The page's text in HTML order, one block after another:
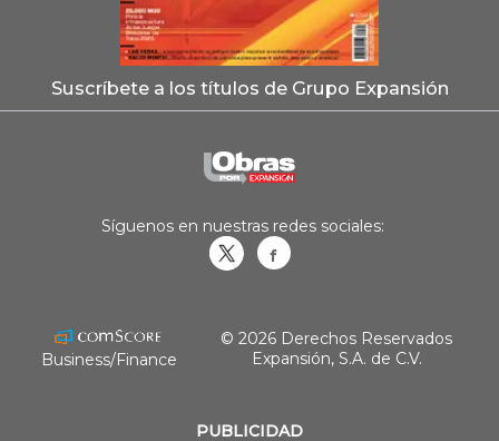
Suscríbete a los títulos de Grupo Expansión
PUBLICIDAD
Síguenos en nuestras redes sociales:
Business/Finance
© 2026 Derechos Reservados
Expansión, S.A. de C.V.